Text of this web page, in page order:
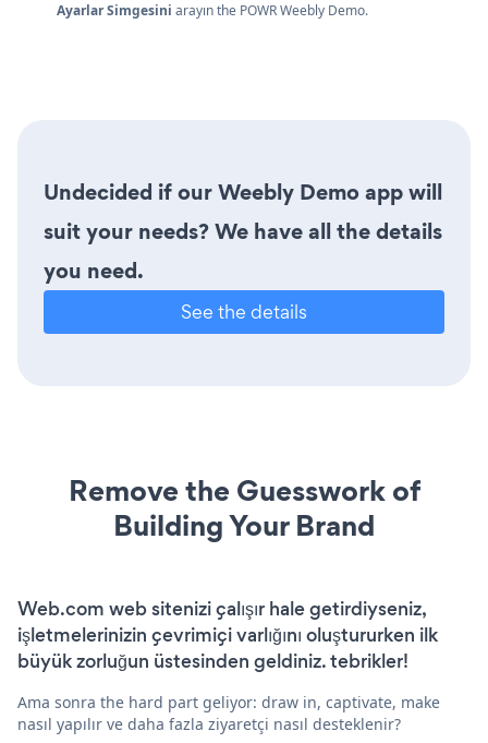
Ayarlar Simgesini arayınthe POWR Weebly Demo.
Undecided if our Weebly Demo app will
suit your needs? We have all the details
you need.
See the details
Remove the Guesswork of
Building Your Brand
Web.com web sitenizi çalışır hale getirdiyseniz,
işletmelerinizin çevrimiçi varlığını oluştururken ilk
büyük zorluğun üstesinden geldiniz. tebrikler!
Ama sonra the hard part geliyor: draw in, captivate, make
nasıl yapılır ve daha fazla ziyaretçi nasıl desteklenir?